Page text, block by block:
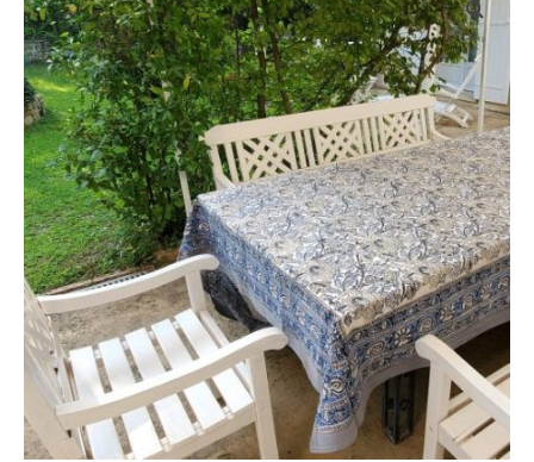
Etoles, foulards, paréos, carrés
Pièces uniques
Textile maison
Vêtements
Tous nos imprimés
Présentation Marie-Lise Corda
Blog
Contact